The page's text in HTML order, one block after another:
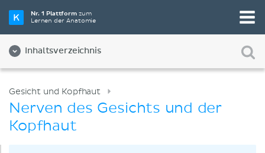
Nr. 1 Plattformzum
Lernen der Anatomie
Inhaltsverzeichnis
Gesicht und Kopfhaut
Nerven des Gesichts und der
Kopfhaut